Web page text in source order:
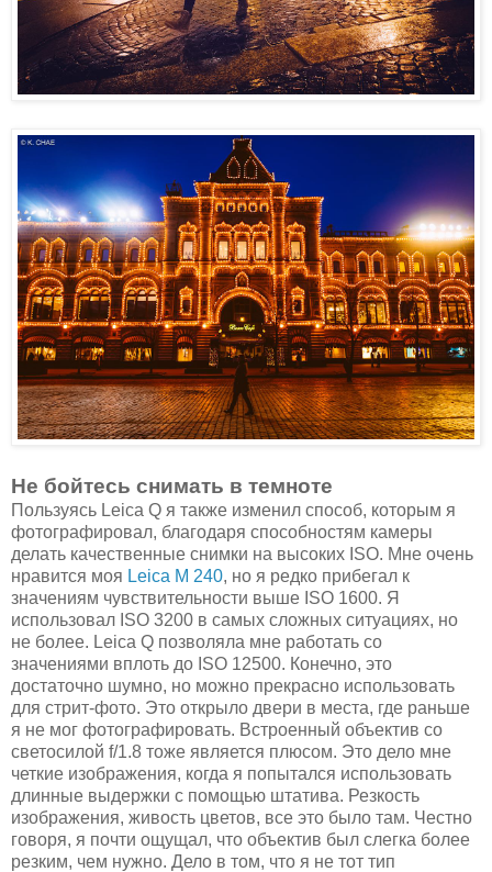
Не бойтесь снимать в темноте
Пользуясь Leica Q я также изменил способ, которым я
фотографировал, благодаря способностям камеры
делать качественные снимки на высоких ISO. Мне очень
нравится моя Leica M 240, но я редко прибегал к
значениям чувствительности выше ISO 1600. Я
использовал ISO 3200 в самых сложных ситуациях, но
не более. Leica Q позволяла мне работать со
значениями вплоть до ISO 12500. Конечно, это
достаточно шумно, но можно прекрасно использовать
для стрит-фото. Это открыло двери в места, где раньше
я не мог фотографировать. Встроенный объектив со
светосилой f/1.8 тоже является плюсом. Это дело мне
четкие изображения, когда я попытался использовать
длинные выдержки с помощью штатива. Резкость
изображения, живость цветов, все это было там. Честно
говоря, я почти ощущал, что объектив был слегка более
резким, чем нужно. Дело в том, что я не тот тип